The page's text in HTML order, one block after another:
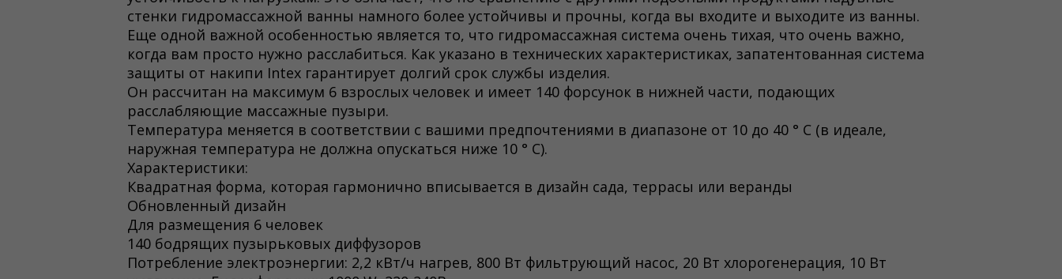
стенки гидромассажной ванны намного более устойчивы и прочны, когда вы входите и выходите из ванны.
Еще одной важной особенностью является то, что гидромассажная система очень тихая, что очень важно,
когда вам просто нужно расслабиться. Как указано в технических характеристиках, запатентованная система
защиты от накипи Intex гарантирует долгий срок службы изделия.
Он рассчитан на максимум 6 взрослых человек и имеет 140 форсунок в нижней части, подающих
расслабляющие массажные пузыри.
Температура меняется в соответствии с вашими предпочтениями в диапазоне от 10 до 40 ° C (в идеале,
наружная температура не должна опускаться ниже 10 ° C).
Характеристики:
Квадратная форма, которая гармонично вписывается в дизайн сада, террасы или веранды
Обновленный дизайн
Для размещения 6 человек
140 бодрящих пузырьковых диффузоров
Потребление электроэнергии: 2,2 кВт/ч нагрев, 800 Вт фильтрующий насос, 20 Вт хлорогенерация, 10 Вт